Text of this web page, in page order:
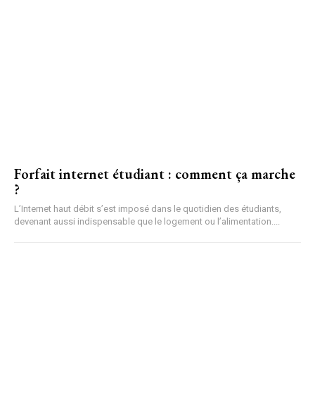
Forfait internet étudiant : comment ça marche
?
L’Internet haut débit s’est imposé dans le quotidien des étudiants,
devenant aussi indispensable que le logement ou l’alimentation....